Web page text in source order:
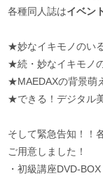
各種同人誌はイベン
★妙なイキモノのい
★続・妙なイキモノ
★MAEDAXの背景萌
★できる！デジタル
そして緊急告知！！
ご用意しました！
・初級講座DVD-